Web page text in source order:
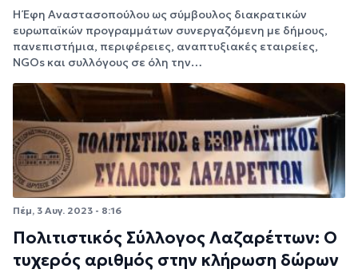
Η Έφη Αναστασοπούλου ως σύμβουλος διακρατικών
ευρωπαϊκών προγραμμάτων συνεργαζόμενη με δήμους,
πανεπιστήμια, περιφέρειες, αναπτυξιακές εταιρείες,
NGOs και συλλόγους σε όλη την…
Πέμ, 3 Αυγ. 2023 - 8:16
Πολιτιστικός Σύλλογος Λαζαρέττων: Ο
τυχερός αριθμός στην κλήρωση δώρων